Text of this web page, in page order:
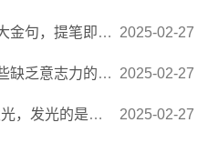
via：@环球纪录频道 2025-02-27
。 ——罗曼·罗兰 早安[太阳] 2025-02-27
谓走走停停，快也好慢也好，... 2025-02-27